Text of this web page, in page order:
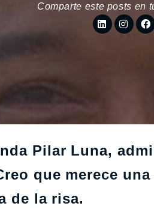
Comparte este posts en
Pilar Luna,
que merece
de la risa.